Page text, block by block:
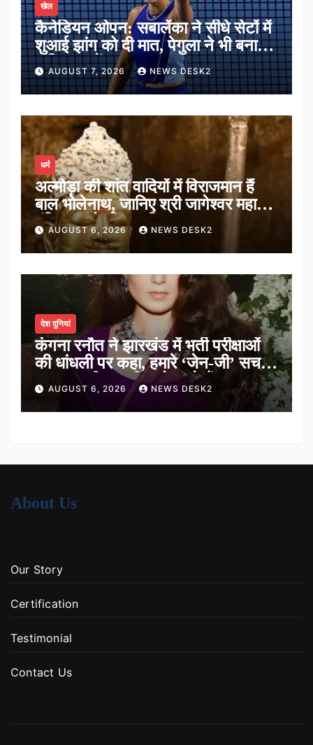
खेल
कैनेडियन ओपन: सबालेंका ने सीधे सेटों में
शुआई झांग को दी मात, पेगुला ने भी बनाई
अंतिम 16 में जगह
AUGUST 7, 2026 NEWS DESK2
धर्म
अल्मोड़ा की शांत वादियों में विराजमान हैं
बाल भोलेनाथ, जानिए श्री जागेश्वर महादेव
मंदिर का पौराणिक इतिहास
AUGUST 6, 2026 NEWS DESK2
देश दुनियां
कंगना रनौत ने झारखंड में भर्ती परीक्षाओं
की धांधली पर कहा, हमारे ‘जेन-जी’ सच में
हर तरह की तकलीफ झेल रहे हैं
AUGUST 6, 2026 NEWS DESK2
About Us
Our Story
Certification
Testimonial
Contact Us